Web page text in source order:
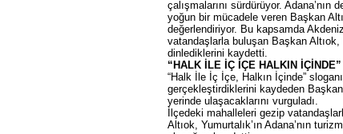
çalışmalarını sürdürüyor. Adana’nın
yoğun bir mücadele veren Başkan
değerlendiriyor. Bu kapsamda
vatandaşlarla buluşan Başkan
dinlediklerini kaydetti.
“HALK İLE İÇ İÇE HALKIN İÇİNDE”
“Halk İle İç İçe, Halkın İçinde”
gerçekleştirdiklerini kaydeden
yerinde ulaşacaklarını vurguladı.
İlçedeki mahalleleri gezip
Altıok, Yumurtalık’ın Adana’nın